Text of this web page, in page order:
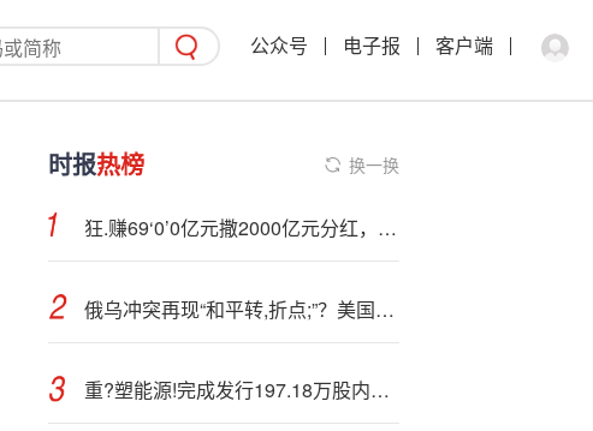
公众号 电子报 客户端
时报热榜 换一换
狂.赚69‘0’0亿元撒2000亿元分红，国有六大行中期业绩亮眼，投资者笑称“躺着赚钱”
俄乌冲突再现“和平转,折点;”？美国务卿、泽连斯基均释放积极信号
重?塑能源!完成发行197.18万股内资股